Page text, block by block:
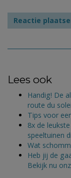
Lees ook
Handig! De
route du
Tips voor
8x de
speeltuinen
Wat
Heb jij de
Bekijk nu